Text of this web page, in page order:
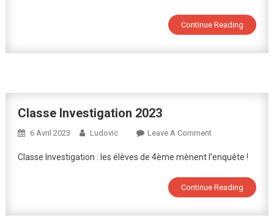
:
Des
L’Histoire,
Par
Les
Continue Reading
Classe Investigation 2023
6 Avril 2023 Ludovic Leave A CommentOn
Investigation
Classe Investigation : les élèves de 4ème mènent l’enquête !
Continue Reading